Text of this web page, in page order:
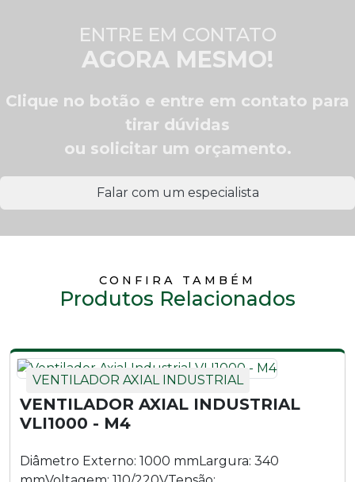
ENTRE EM CONTATO
AGORA MESMO!
Clique no botão e entre em contato para
tirar dúvidas
ou solicitar um orçamento.
Falar com um especialista
CONFIRA TAMBÉM
Produtos Relacionados
VENTILADOR AXIAL INDUSTRIAL
VENTILADOR AXIAL INDUSTRIAL
VLI1000 - M4
Diâmetro Externo: 1000 mmLargura: 340